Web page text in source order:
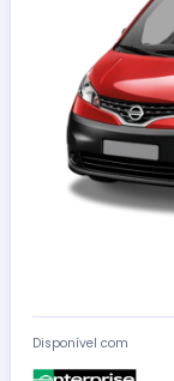
Disponível com